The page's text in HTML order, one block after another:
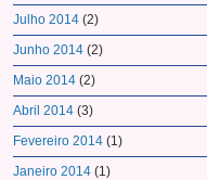
Julho 2014 (2)
Junho 2014 (2)
Maio 2014 (2)
Abril 2014 (3)
Fevereiro 2014 (1)
Janeiro 2014 (1)